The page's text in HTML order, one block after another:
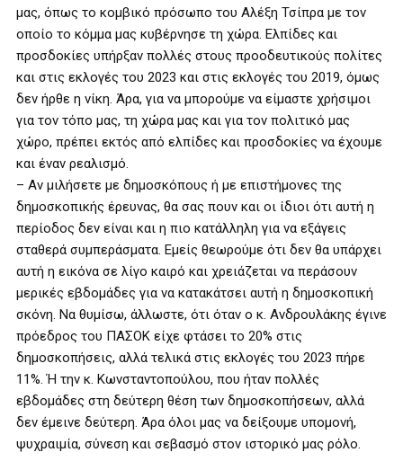
μας, όπως το κομβικό πρόσωπο του Αλέξη Τσίπρα με τον
οποίο το κόμμα μας κυβέρνησε τη χώρα. Ελπίδες και
προσδοκίες υπήρξαν πολλές στους προοδευτικούς πολίτες
και στις εκλογές του 2023 και στις εκλογές του 2019, όμως
δεν ήρθε η νίκη. Άρα, για να μπορούμε να είμαστε χρήσιμοι
για τον τόπο μας, τη χώρα μας και για τον πολιτικό μας
χώρο, πρέπει εκτός από ελπίδες και προσδοκίες να έχουμε
και έναν ρεαλισμό.
– Αν μιλήσετε με δημοσκόπους ή με επιστήμονες της
δημοσκοπικής έρευνας, θα σας πουν και οι ίδιοι ότι αυτή η
περίοδος δεν είναι και η πιο κατάλληλη για να εξάγεις
σταθερά συμπεράσματα. Εμείς θεωρούμε ότι δεν θα υπάρχει
αυτή η εικόνα σε λίγο καιρό και χρειάζεται να περάσουν
μερικές εβδομάδες για να κατακάτσει αυτή η δημοσκοπική
σκόνη. Να θυμίσω, άλλωστε, ότι όταν ο κ. Ανδρουλάκης έγινε
πρόεδρος του ΠΑΣΟΚ είχε φτάσει το 20% στις
δημοσκοπήσεις, αλλά τελικά στις εκλογές του 2023 πήρε
11%. Ή την κ. Κωνσταντοπούλου, που ήταν πολλές
εβδομάδες στη δεύτερη θέση των δημοσκοπήσεων, αλλά
δεν έμεινε δεύτερη. Άρα όλοι μας να δείξουμε υπομονή,
ψυχραιμία, σύνεση και σεβασμό στον ιστορικό μας ρόλο.